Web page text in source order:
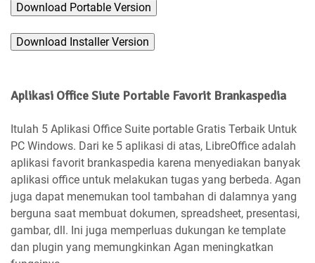
Download Portable Version
Download Installer Version
Aplikasi Office Siute Portable Favorit Brankaspedia
Itulah 5 Aplikasi Office Suite portable Gratis Terbaik Untuk
PC Windows. Dari ke 5 aplikasi di atas, LibreOffice adalah
aplikasi favorit brankaspedia karena menyediakan banyak
aplikasi office untuk melakukan tugas yang berbeda. Agan
juga dapat menemukan tool tambahan di dalamnya yang
berguna saat membuat dokumen, spreadsheet, presentasi,
gambar, dll. Ini juga memperluas dukungan ke template
dan plugin yang memungkinkan Agan meningkatkan